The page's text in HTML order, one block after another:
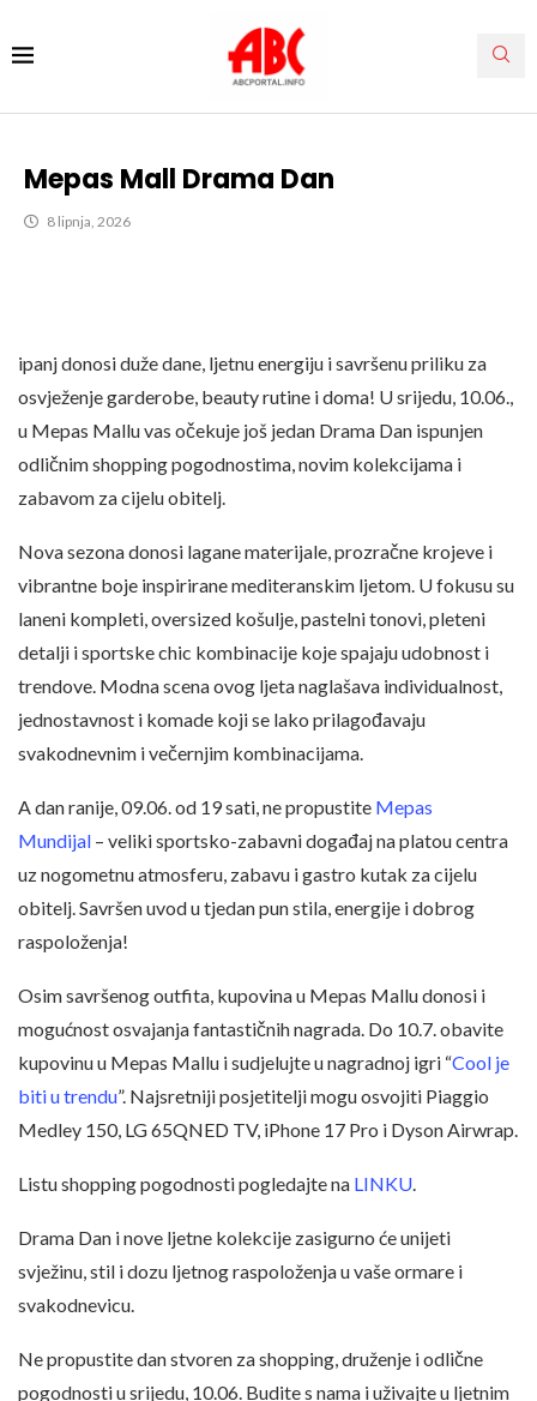
Mepas Mall Drama Dan
8 lipnja, 2026
ipanj donosi duže dane, ljetnu energiju i savršenu priliku za
osvježenje garderobe, beauty rutine i doma! U srijedu, 10.06.,
u Mepas Mallu vas očekuje još jedan Drama Dan ispunjen
odličnim shopping pogodnostima, novim kolekcijama i
zabavom za cijelu obitelj.
Nova sezona donosi lagane materijale, prozračne krojeve i
vibrantne boje inspirirane mediteranskim ljetom. U fokusu su
laneni kompleti, oversized košulje, pastelni tonovi, pleteni
detalji i sportske chic kombinacije koje spajaju udobnost i
trendove. Modna scena ovog ljeta naglašava individualnost,
jednostavnost i komade koji se lako prilagođavaju
svakodnevnim i večernjim kombinacijama.
A dan ranije, 09.06. od 19 sati, ne propustite Mepas
Mundijal – veliki sportsko-zabavni događaj na platou centra
uz nogometnu atmosferu, zabavu i gastro kutak za cijelu
obitelj. Savršen uvod u tjedan pun stila, energije i dobrog
raspoloženja!
Osim savršenog outfita, kupovina u Mepas Mallu donosi i
mogućnost osvajanja fantastičnih nagrada. Do 10.7. obavite
kupovinu u Mepas Mallu i sudjelujte u nagradnoj igri “Cool je
biti u trendu”. Najsretniji posjetitelji mogu osvojiti Piaggio
Medley 150, LG 65QNED TV, iPhone 17 Pro i Dyson Airwrap.
Listu shopping pogodnosti pogledajte na LINKU.
Drama Dan i nove ljetne kolekcije zasigurno će unijeti
svježinu, stil i dozu ljetnog raspoloženja u vaše ormare i
svakodnevicu.
Ne propustite dan stvoren za shopping, druženje i odlične
pogodnosti u srijedu, 10.06. Budite s nama i uživajte u ljetnim